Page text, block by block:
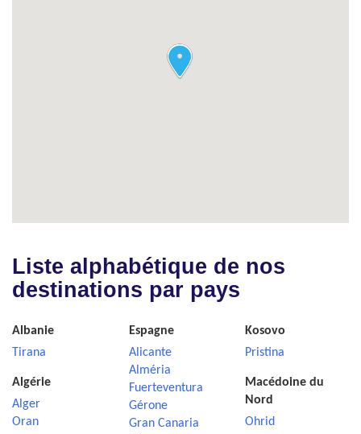
Liste alphabétique de nos
destinations par pays
Albanie
Tirana
Algérie
Alger
Oran
Espagne
Alicante
Alméria
Fuerteventura
Gérone
Gran Canaria
Kosovo
Pristina
Macédoine du
Nord
Ohrid